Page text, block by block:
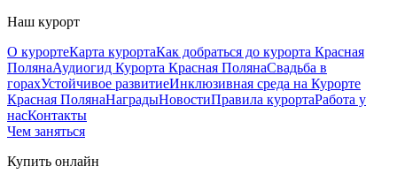
Наш курорт
О курортеКарта курортаКак добраться до курорта Красная
ПолянаАудиогид Курорта Красная ПолянаСвадьба в
горахУстойчивое развитиеИнклюзивная среда на Курорте
Красная ПолянаНаградыНовостиПравила курортаРабота у
насКонтакты
Чем заняться
Купить онлайн